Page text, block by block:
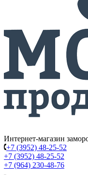
Интернет-магазин
+7 (3952) 48-25-52
+7 (3952) 48-25-52
+7 (964) 230-48-76